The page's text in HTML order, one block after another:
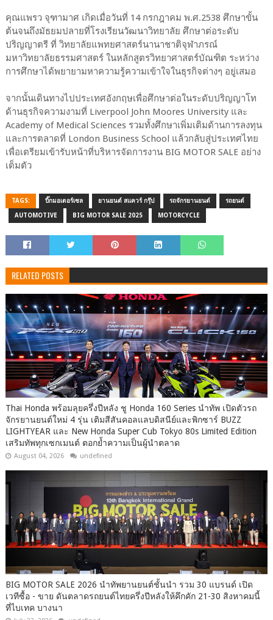
คุณแพรว จุฑามาศ เกิดเมื่อวันที่ 14 กรกฎาคม พ.ศ.2538 ศึกษาขั้น
ต้นจนถึงมัธยมปลายที่โรงเรียนวัฒนาวิทยาลัย ศึกษาต่อระดับ
ปริญญาตรี ที่ วิทยาลัยแพทยศาสตร์นานาชาติจุฬาภรณ์
มหาวิทยาลัยธรรมศาสตร์ ในหลักสูตรวิทยาศาสตร์บัณฑิต ระหว่าง
การศึกษาได้พยายามหาความรู้ความเข้าใจในธุรกิจต่างๆ อยู่เสมอ
จากนั้นเดินทางไปประเทศอังกฤษเพื่อศึกษาต่อในระดับปริญญาโท
ด้านธุรกิจความงามที่ Liverpool John Moores University และ
Academy of Medical Sciences รวมทั้งศึกษาเพิ่มเติมด้านการลงทุน
และการตลาดที่ London Business School แล้วกลับสู่ประเทศไทย
เพื่อเตรียมเข้ารับหน้าที่บริหารจัดการงาน BIG MOTOR SALE อย่าง
เต็มตัว
TAGS: บิ๊กมอเตอร์เซล ยานยนต์ สแควร์ กรุ๊ป รถจักรยานยนต์ รถยนต์
AUTOMOTIVE BIG MOTOR SALE 2025 MOTORCYCLE
RELATED POSTS
Thai Honda พร้อมลุยครึ่งปีหลัง ชู Honda 160 Series นำทัพ เปิดตัวรถ
จักรยานยนต์ใหม่ 4 รุ่น เติมสีสันคอลแลบดิสนีย์และพิกซาร์ BUZZ
LIGHTYEAR และ New Honda Super Cub Tokyo 80s Limited Edition
เสริมทัพทุกเซกเมนต์ ตอกย้ำความเป็นผู้นำตลาด
August 04, 2026 undefined
BIG MOTOR SALE 2026 นำทัพยานยนต์ชั้นนำ รวม 30 แบรนด์ เปิด
เวทีซื้อ - ขาย ดันตลาดรถยนต์ไทยครึ่งปีหลังให้คึกคัก 21-30 สิงหาคมนี้
ที่ไบเทค บางนา